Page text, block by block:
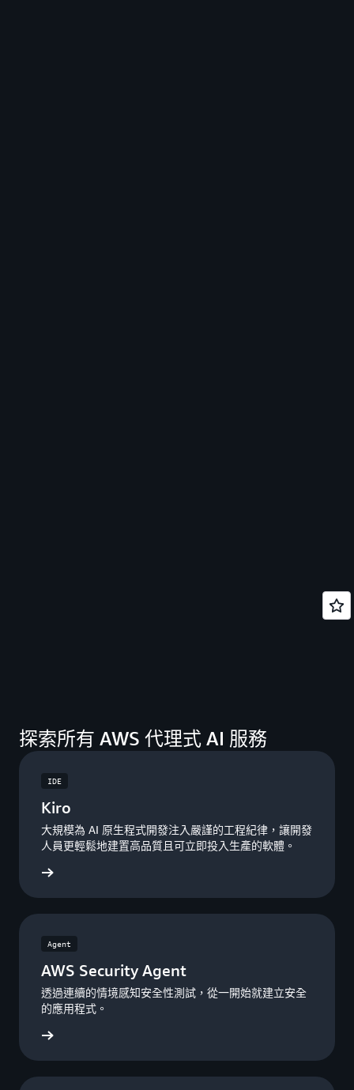
探索所有 AWS 代理式 AI 服務
IDE
Kiro
大規模為 AI 原生程式開發注入嚴謹的工程紀律，讓開發
人員更輕鬆地建置高品質且可立即投入生產的軟體。
Agent
AWS Security Agent
透過連續的情境感知安全性測試，從一開始就建立安全
的應用程式。